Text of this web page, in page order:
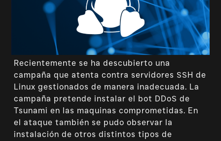
Recientemente se ha descubierto una
campaña que atenta contra servidores SSH de
Linux gestionados de manera inadecuada. La
campaña pretende instalar el bot DDoS de
Tsunami en las maquinas comprometidas. En
el ataque también se pudo observar la
instalación de otros distintos tipos de